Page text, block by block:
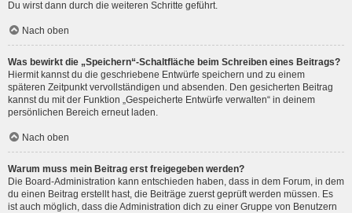
Du wirst dann durch die weiteren Schritte geführt.
Nach oben
Was bewirkt die „Speichern“-Schaltfläche beim Schreiben eines Beitrags?
Hiermit kannst du die geschriebene Entwürfe speichern und zu einem
späteren Zeitpunkt vervollständigen und absenden. Den gesicherten Beitrag
kannst du mit der Funktion „Gespeicherte Entwürfe verwalten“ in deinem
persönlichen Bereich erneut laden.
Nach oben
Warum muss mein Beitrag erst freigegeben werden?
Die Board-Administration kann entschieden haben, dass in dem Forum, in dem
du einen Beitrag erstellt hast, die Beiträge zuerst geprüft werden müssen. Es
ist auch möglich, dass die Administration dich zu einer Gruppe von Benutzern